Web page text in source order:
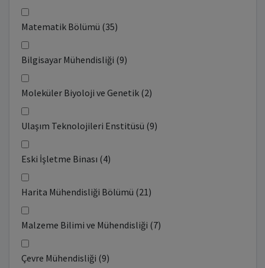
Matematik Bölümü (35)
Bilgisayar Mühendisliği (9)
Moleküler Biyoloji ve Genetik (2)
Ulaşım Teknolojileri Enstitüsü (9)
Eski İşletme Binası (4)
Harita Mühendisliği Bölümü (21)
Malzeme Bilimi ve Mühendisliği (7)
Çevre Mühendisliği (9)